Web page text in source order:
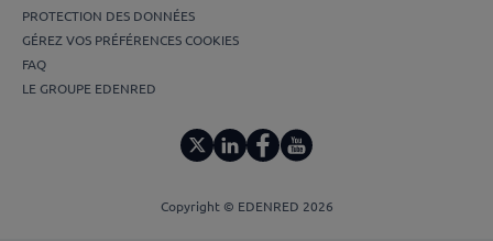
PROTECTION DES DONNÉES
GÉREZ VOS PRÉFÉRENCES COOKIES
FAQ
LE GROUPE EDENRED
Copyright © EDENRED 2026